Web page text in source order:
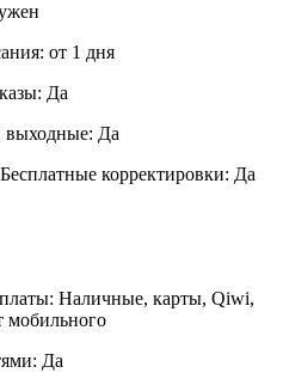
от 1 дня
Да
выходные: Да
Бесплатные корректировки: Да
Наличные, карты, Qiwi,
мобильного
Да